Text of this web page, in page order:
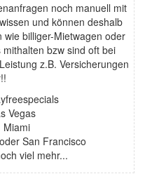
noch manuell mit
und können deshalb
billiger-Mietwagen oder
bzw sind oft bei
z.B. Versicherungen
Vegas
Miami
San Francisco
viel mehr...